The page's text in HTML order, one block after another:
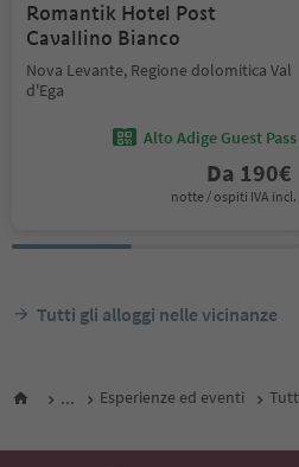
Romantik Hotel Post
Cavallino Bianco
Nova Levante, Regione dolomitica Val
d'Ega
Alto Adige Guest Pass
Da 190€
notte / ospiti IVA incl.
Tutti gli alloggi nelle vicinanze
... Esperienze ed eventi